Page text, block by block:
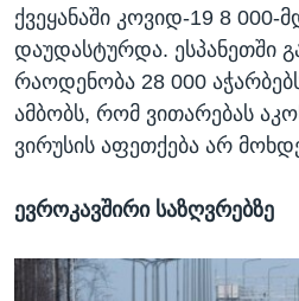
ქვეყანაში კოვიდ-19 8 000-
დაუდასტურდა. ესპანეთში
რაოდენობა 28 000
ამბობს, რომ ვითარებას
ვირუსის აფეთქება არ
ევროკავშირი საზღვრებზე